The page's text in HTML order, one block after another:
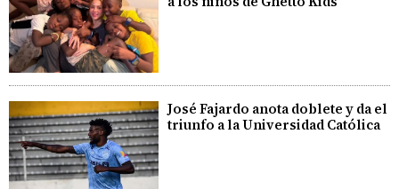
José Fajardo anota doblete y da el
triunfo a la Universidad Católica